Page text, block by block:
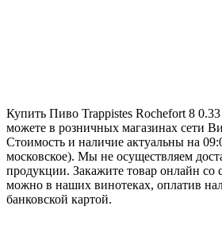
Купить Пиво Trappistes Rochefort 8
можете в розничных магазинах сети
Стоимость и наличие актуальны на
московское). Мы не осуществляем
продукции. Закажите товар онлайн со
можно в наших винотеках, оплатив
банковской картой.